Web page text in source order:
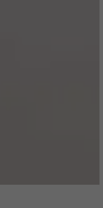
referência e
lindos,
Tenham
(eu e minha